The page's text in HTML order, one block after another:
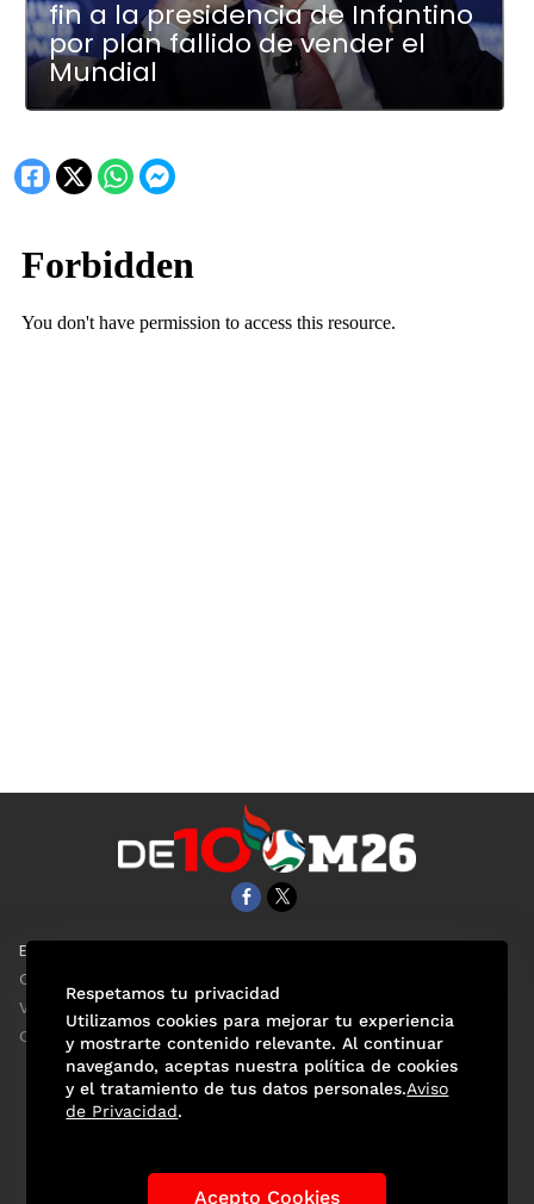
fin a la presidencia de Infantino
por plan fallido de vender el
Mundial
EL UNIVERSAL
Clase
ViveUSA
Confabulario
Historia de los Mundiales Lo viral Anécdotas Mundialistas
Respetamos tu privacidad
Utilizamos cookies para mejorar tu experiencia
y mostrarte contenido relevante. Al continuar
navegando, aceptas nuestra política de cookies
y el tratamiento de tus datos personales.Aviso
de Privacidad.
Acepto Cookies